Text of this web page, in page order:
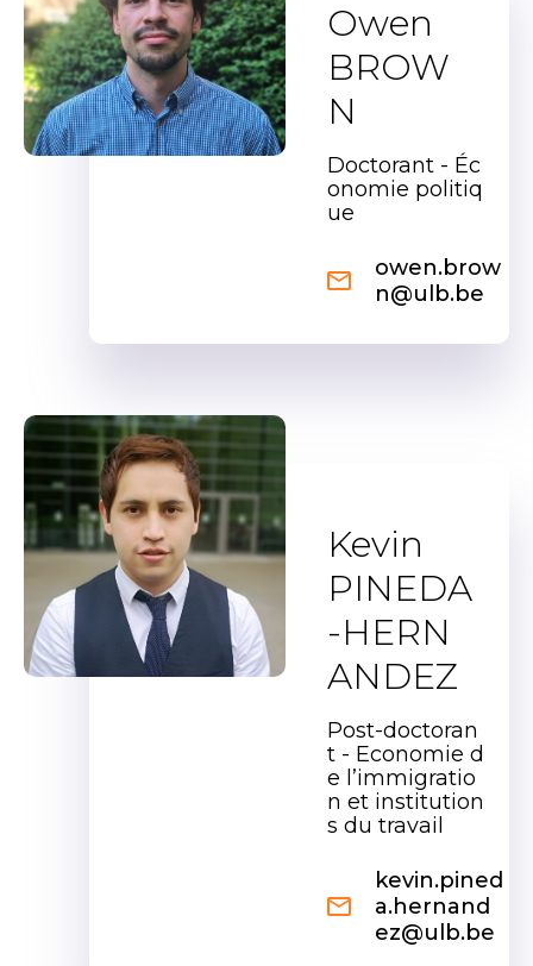
Owen
BROW
N
Doctorant - Éc
onomie politiq
ue
owen.brow
n@ulb.be
Kevin
PINEDA
-HERN
ANDEZ
Post-doctoran
t - Economie d
e l’immigratio
n et institution
s du travail
kevin.pined
a.hernand
ez@ulb.be